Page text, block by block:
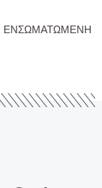
ΕΝΣΩΜΑΤΩΜΕΝΗ